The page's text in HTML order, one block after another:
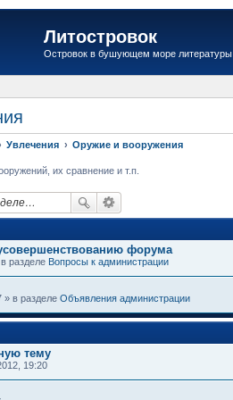
Литостровок
Островок в бушующем море литературы
Увлечения Оружие и вооружения
их сравнение и т.п.
форума
разделе Вопросы к администрации
» в разделе Объявления администрации
тему
19:20